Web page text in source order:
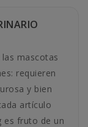
mascotas
requieren
y bien
artículo
es fruto de un